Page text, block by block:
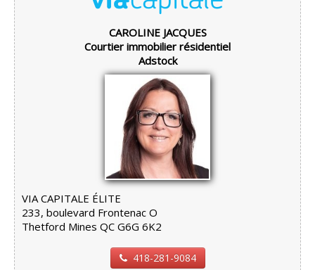
CAROLINE JACQUES
Courtier immobilier résidentiel
Adstock
VIA CAPITALE ÉLITE
233, boulevard Frontenac O
Thetford Mines QC G6G 6K2
418-281-9084